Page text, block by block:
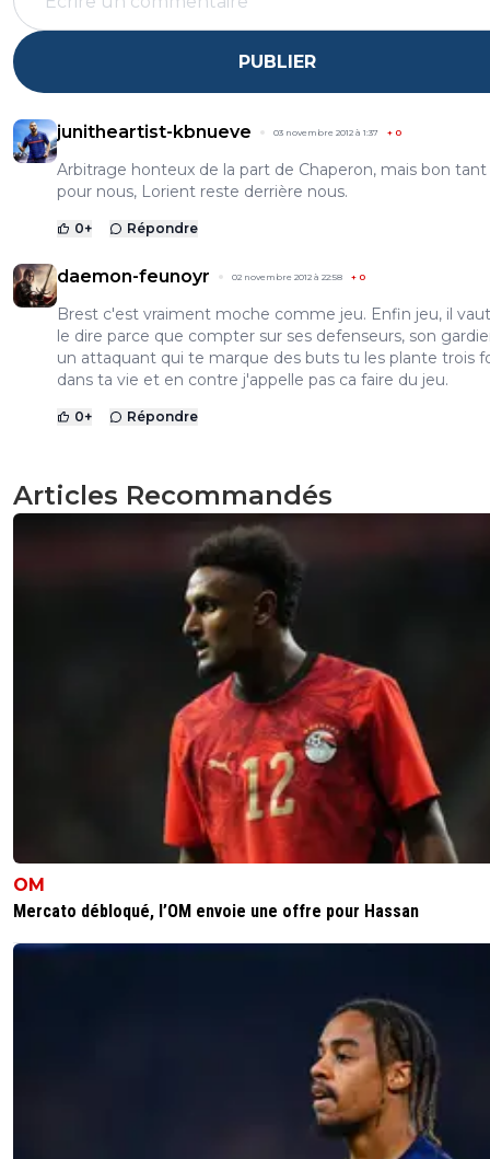
PUBLIER
junitheartist-kbnueve 03 novembre 2012 à 1:37 + 0
Arbitrage honteux de la part de Chaperon, mais bon
pour nous, Lorient reste derrière nous.
0+ Répondre
daemon-feunoyr 02 novembre 2012 à 22:58 + 0
Brest c'est vraiment moche comme jeu. Enfin jeu, il
le dire parce que compter sur ses defenseurs, son
un attaquant qui te marque des buts tu les plante trois
dans ta vie et en contre j'appelle pas ca faire du jeu.
0+ Répondre
Articles Recommandés
OM
Mercato débloqué, l’OM envoie une offre pour Hassan